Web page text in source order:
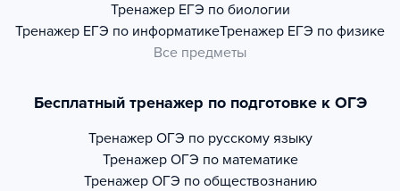
Тренажер ЕГЭ по биологии
Тренажер ЕГЭ по информатикеТренажер ЕГЭ по физике
Все предметы
Бесплатный тренажер по подготовке к ОГЭ
Тренажер ОГЭ по русскому языку
Тренажер ОГЭ по математике
Тренажер ОГЭ по обществознанию